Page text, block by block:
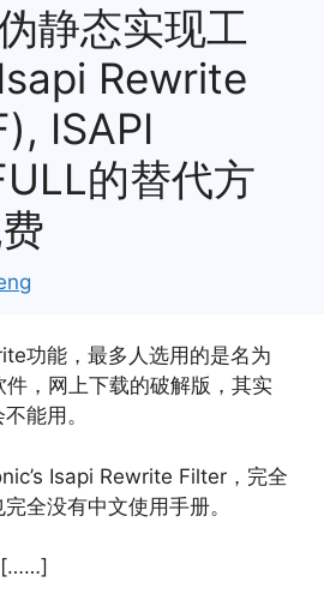
静态实现工
Rewrite
ISAPI
的替代方
功能，最多人选用的是名为
件，网上下载的破解版，其实
能用。
Isapi Rewrite Filter，完全
全没有中文使用手册。
[……]